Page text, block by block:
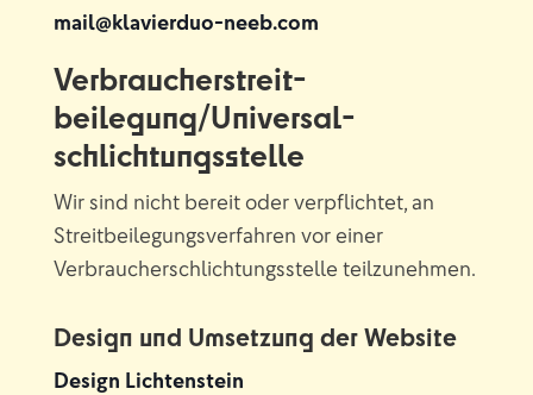
mail@klavierduo-neeb.com
Verbraucher­streit­
beilegung/Universal­
schlichtungs­stelle
Wir sind nicht bereit oder verpflichtet, an
Streitbeilegungsverfahren vor einer
Verbraucherschlichtungsstelle teilzunehmen.
Design und Umsetzung der Website
Design Lichtenstein